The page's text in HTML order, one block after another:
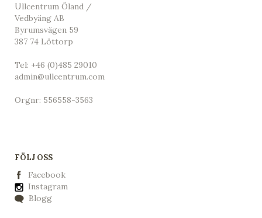
Ullcentrum Öland /
Vedbyäng AB
Byrumsvägen 59
387 74 Löttorp
Tel: +46 (0)485 29010
admin@ullcentrum.com
Orgnr: 556558-3563
FÖLJ OSS
Facebook
Instagram
Blogg